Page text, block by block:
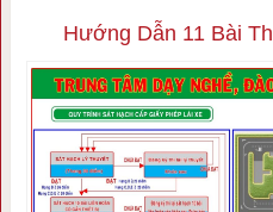
Hướng Dẫn 11 Bài